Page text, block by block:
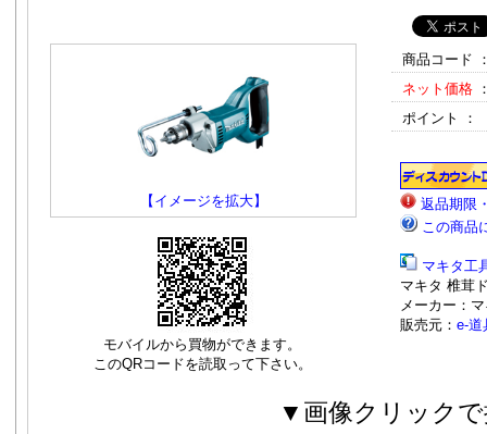
【イメージを拡大】
モバイルから買物ができます。
このQRコードを読取って下さい。
商品コード
ネット価格
ポイント ：
返品期限
この商品
マキタ工
マキタ 椎茸
メーカー：
販売元： e-道
▼画像クリックで